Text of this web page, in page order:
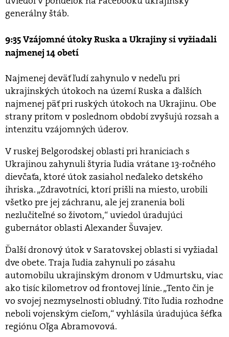
generálny štáb.
9:35 Vzájomné útoky Ruska a Ukrajiny si vyžiadali
najmenej 14 obetí
Najmenej deväť ľudí zahynulo v nedeľu pri
ukrajinských útokoch na území Ruska a ďalších
najmenej päť pri ruských útokoch na Ukrajinu. Obe
strany pritom v poslednom období zvyšujú rozsah a
intenzitu vzájomných úderov.
V ruskej Belgorodskej oblasti pri hraniciach s
Ukrajinou zahynuli štyria ľudia vrátane 13-ročného
dievčaťa, ktoré útok zasiahol neďaleko detského
ihriska. „Zdravotníci, ktorí prišli na miesto, urobili
všetko pre jej záchranu, ale jej zranenia boli
nezlučiteľné so životom,“ uviedol úradujúci
gubernátor oblasti Alexander Šuvajev.
Ďalší dronový útok v Saratovskej oblasti si vyžiadal
dve obete. Traja ľudia zahynuli po zásahu
automobilu ukrajinským dronom v Udmurtsku, viac
ako tisíc kilometrov od frontovej línie. „Tento čin je
vo svojej nezmyselnosti obludný. Títo ľudia rozhodne
neboli vojenským cieľom,“ vyhlásila úradujúca šéfka
regiónu Oľga Abramovová.